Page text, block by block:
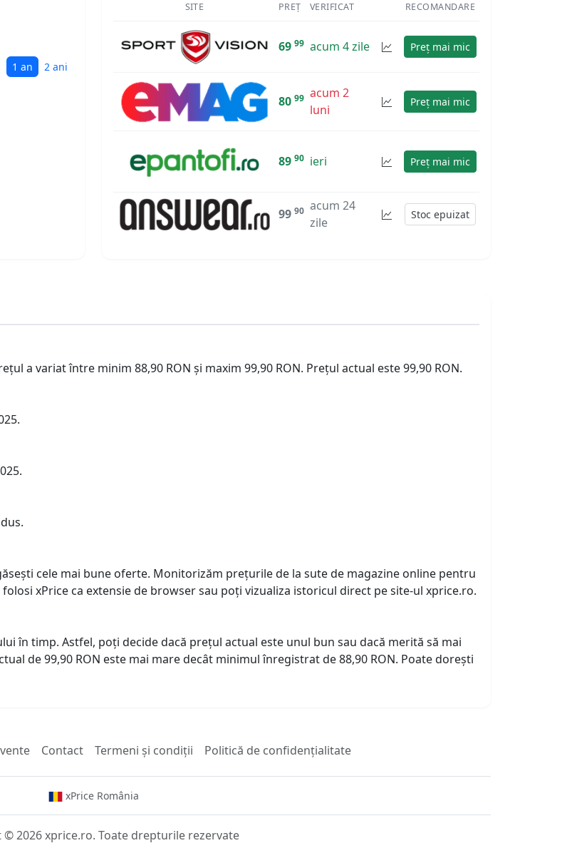
1 an 2 ani
SITE PREȚ VERIFICAT RECOMANDARE
69 99 acum 4 zile Preț mai mic
80 99 acum 2
luni
Preț mai mic
89 90 ieri Preț mai mic
99 90 acum 24
zile
Stoc epuizat
a variat între minim 88,90 RON și maxim 99,90 RON. Prețul actual este 99,90 RON.
cele mai bune oferte. Monitorizăm prețurile de la sute de magazine online pentru
xPrice ca extensie de browser sau poți vizualiza istoricul direct pe site-ul xprice.ro.
în timp. Astfel, poți decide dacă prețul actual este unul bun sau dacă merită să mai
de 99,90 RON este mai mare decât minimul înregistrat de 88,90 RON. Poate dorești
Contact Termeni și condiții Politică de confidențialitate
xPrice România
© 2026 xprice.ro. Toate drepturile rezervate